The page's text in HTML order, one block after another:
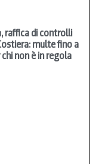
raffica di controlli
multe fino a
non è in regola